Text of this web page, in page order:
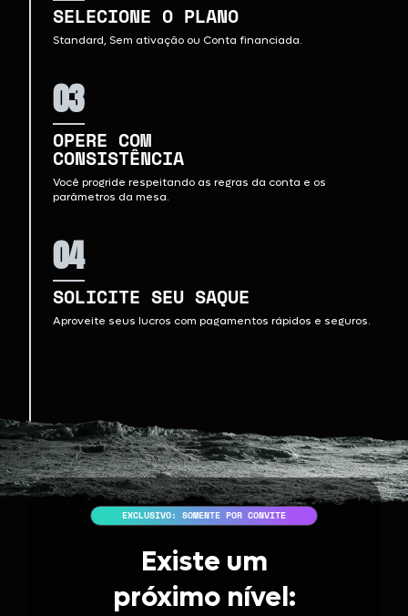
SELECIONE O PLANO
Standard, Sem ativação ou Conta financiada.
03
OPERE COM
CONSISTÊNCIA
Você progride respeitando as regras da conta e os
parâmetros da mesa.
04
SOLICITE SEU SAQUE
Aproveite seus lucros com pagamentos rápidos e seguros.
EXCLUSIVO: SOMENTE POR CONVITE
Existe um
próximo nível: